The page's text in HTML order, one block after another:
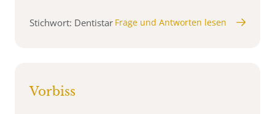
Stichwort: Dentistar Frage und Antworten lesen
Vorbiss